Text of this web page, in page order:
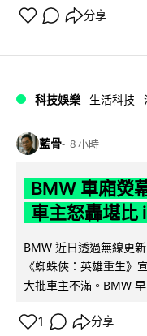
分享
科技娛樂 生活科技
藍骨 8 小時
BMW 車廂熒
車主怒轟堪比
BMW 近日透過無線更
《蜘蛛俠：英雄重生》
大批車主不滿。BMW
1 分享